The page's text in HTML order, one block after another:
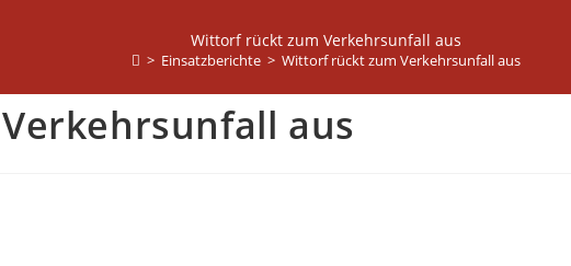
Wittorf rückt zum Verkehrsunfall aus
> Einsatzberichte > Wittorf rückt zum Verkehrsunfall aus
aus